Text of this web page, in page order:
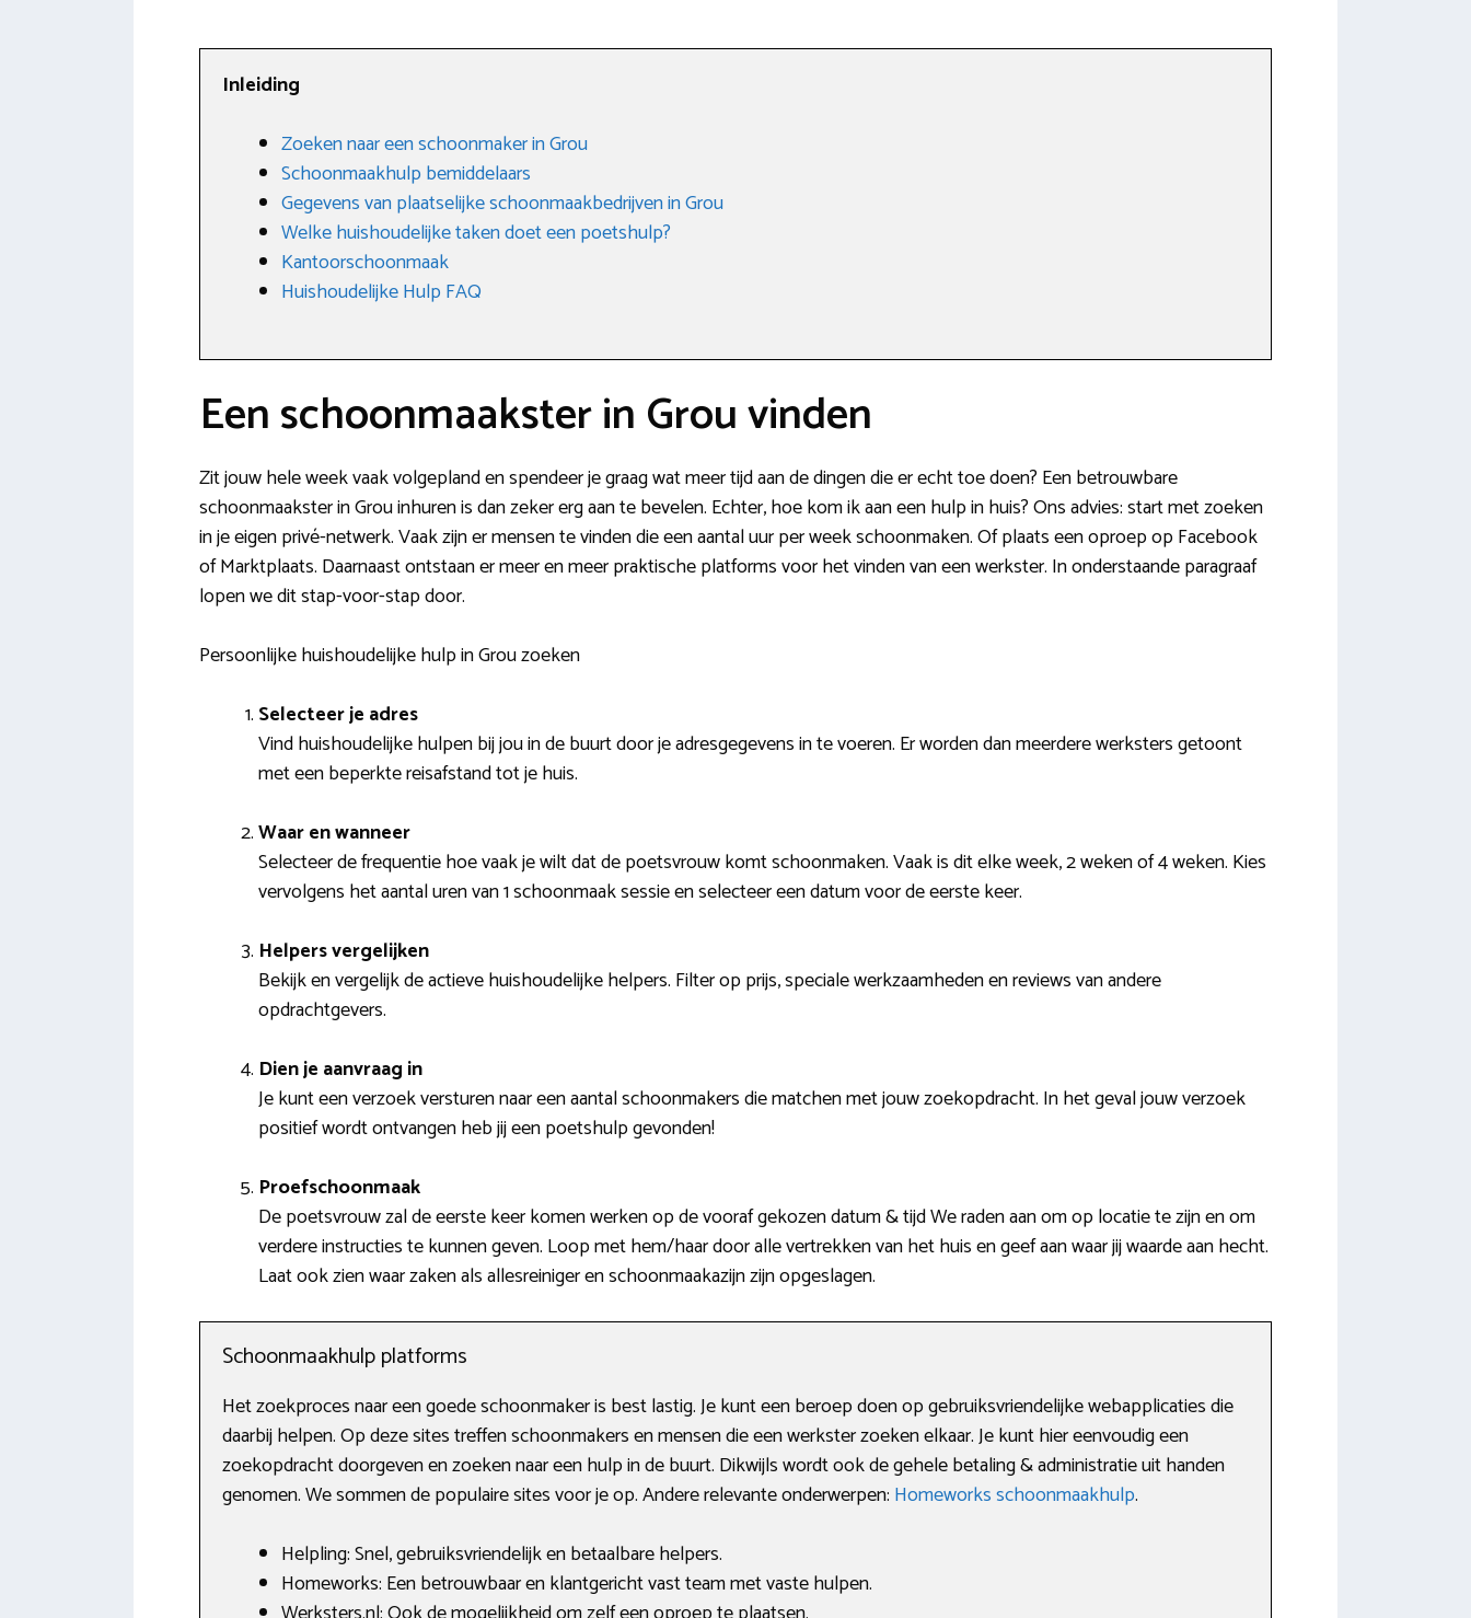
Inleiding
Zoeken naar een schoonmaker in Grou
Schoonmaakhulp bemiddelaars
Gegevens van plaatselijke schoonmaakbedrijven in Grou
Welke huishoudelijke taken doet een poetshulp?
Kantoorschoonmaak
Huishoudelijke Hulp FAQ
Een schoonmaakster in Grou vinden
Zit jouw hele week vaak volgepland en spendeer je graag wat meer tijd aan de dingen die er echt toe doen? Een betrouwbare
schoonmaakster in Grou inhuren is dan zeker erg aan te bevelen. Echter, hoe kom ik aan een hulp in huis? Ons advies: start met zoeken
in je eigen privé-netwerk. Vaak zijn er mensen te vinden die een aantal uur per week schoonmaken. Of plaats een oproep op Facebook
of Marktplaats. Daarnaast ontstaan er meer en meer praktische platforms voor het vinden van een werkster. In onderstaande paragraaf
lopen we dit stap-voor-stap door.
Persoonlijke huishoudelijke hulp in Grou zoeken
Selecteer je adres
Vind huishoudelijke hulpen bij jou in de buurt door je adresgegevens in te voeren. Er worden dan meerdere werksters getoont
met een beperkte reisafstand tot je huis.
Waar en wanneer
Selecteer de frequentie hoe vaak je wilt dat de poetsvrouw komt schoonmaken. Vaak is dit elke week, 2 weken of 4 weken. Kies
vervolgens het aantal uren van 1 schoonmaak sessie en selecteer een datum voor de eerste keer.
Helpers vergelijken
Bekijk en vergelijk de actieve huishoudelijke helpers. Filter op prijs, speciale werkzaamheden en reviews van andere
opdrachtgevers.
Dien je aanvraag in
Je kunt een verzoek versturen naar een aantal schoonmakers die matchen met jouw zoekopdracht. In het geval jouw verzoek
positief wordt ontvangen heb jij een poetshulp gevonden!
Proefschoonmaak
De poetsvrouw zal de eerste keer komen werken op de vooraf gekozen datum & tijd We raden aan om op locatie te zijn en om
verdere instructies te kunnen geven. Loop met hem/haar door alle vertrekken van het huis en geef aan waar jij waarde aan hecht.
Laat ook zien waar zaken als allesreiniger en schoonmaakazijn zijn opgeslagen.
Schoonmaakhulp platforms
Het zoekproces naar een goede schoonmaker is best lastig. Je kunt een beroep doen op gebruiksvriendelijke webapplicaties die
daarbij helpen. Op deze sites treffen schoonmakers en mensen die een werkster zoeken elkaar. Je kunt hier eenvoudig een
zoekopdracht doorgeven en zoeken naar een hulp in de buurt. Dikwijls wordt ook de gehele betaling & administratie uit handen
genomen. We sommen de populaire sites voor je op. Andere relevante onderwerpen: Homeworks schoonmaakhulp.
Helpling: Snel, gebruiksvriendelijk en betaalbare helpers.
Homeworks: Een betrouwbaar en klantgericht vast team met vaste hulpen.